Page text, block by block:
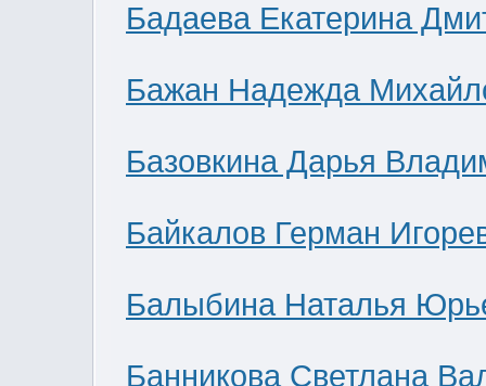
Бадаева Екатерина
Бажан Надежда
Базовкина Дарья
Байкалов Герман
Балыбина Наталья
Банникова Светлана